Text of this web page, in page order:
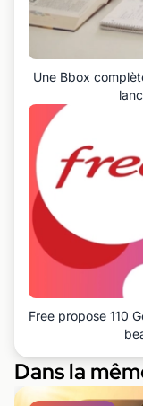
Une Bbox
Free propose 110
Dans la